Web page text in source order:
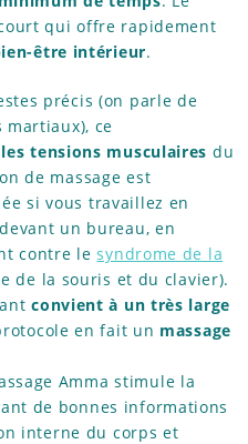
qui offre rapidement
être intérieur.
précis (on parle de
martiaux), ce
tensions musculaires du
de massage est
si vous travaillez en
un bureau, en
contre lesyndrome de la
de la souris et du clavier).
convient à un très large
en fait un massage
Amma stimule la
de bonnes informations
interne du corps et